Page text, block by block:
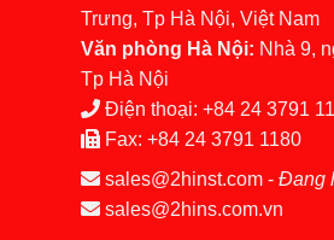
Trưng, Tp Hà Nội, Việt Nam
Văn phòng Hà Nội: Nhà 9,
Tp Hà Nội
Điện thoại: +84 24 3791
Fax: +84 24 3791 1180
sales@2hinst.com - Đang
sales@2hins.com.vn